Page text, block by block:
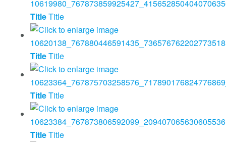
TitleTitle
TitleTitle
TitleTitle
TitleTitle